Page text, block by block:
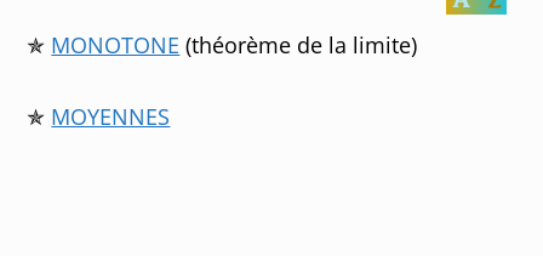
✯ MONOTONE (théorème de la limite)
✯ MOYENNES